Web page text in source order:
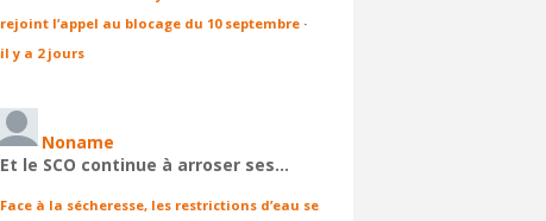
rejoint l’appel au blocage du 10 septembre ·
il y a 2 jours
Noname
Et le SCO continue à arroser ses…
Face à la sécheresse, les restrictions d’eau se